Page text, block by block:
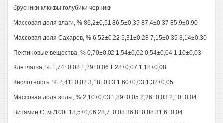
брусники клюквы голубики черники
Массовая доля влаги, % 86,2±0,51 86,5±0,39 87,4±0,37 85,9±0,90
Массовая доля Сахаров, % 6,52±0,22 5,31±0,28 7,15±0,35 8,14±0,30
Пектиновые вещества, % 0,70±0,02 1,54±0,02 0,54±0,04 1,10±0,03
Клетчатка, % 1,74±0,08 1,29±0,06 1,28±0,07 1,18±0,08
Кислотность, % 2,41±0,02 3,18±0,03 1,60±0,03 1,32±0,05
Массовая доля золы, % 2,10±0,03 1,89±0,05 2,26±0,03 2,10±0,04
Витамин С, мг/100г 18,5±0,06 28,7±0,08 36,8±0,08 31,6±0,04